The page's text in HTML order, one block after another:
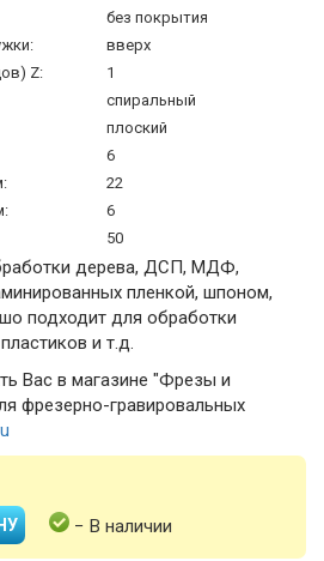
без покрытия
вверх
Z:
1
спиральный
плоский
6
22
6
50
дерева, ДСП, МДФ,
пленкой, шпоном,
подходит для обработки
и т.д.
Вас в магазине "Фрезы и
фрезерно-гравировальных
− В наличии